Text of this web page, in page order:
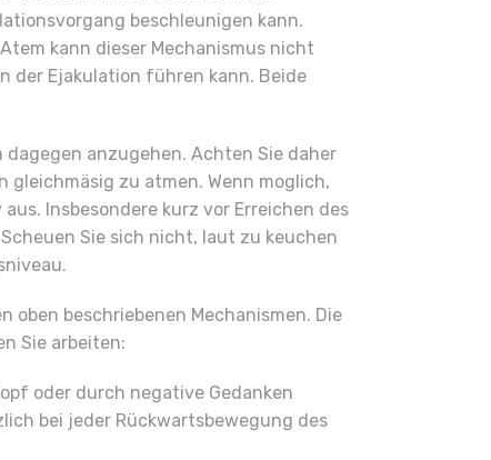
beschleunigen kann.
kann dieser Mechanismus nicht
der Ejakulation führen kann. Beide
anzugehen. Achten Sie daher
gleichmäsig zu atmen. Wenn moglich,
Insbesondere kurz vor Erreichen des
Sie sich nicht, laut zu keuchen
beschriebenen Mechanismen. Die
Sie arbeiten:
oder durch negative Gedanken
bei jeder Rückwartsbewegung des